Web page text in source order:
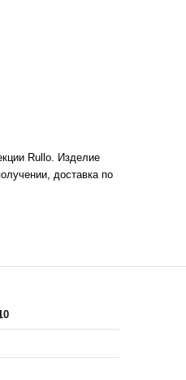
Rullo. Изделие
доставка по